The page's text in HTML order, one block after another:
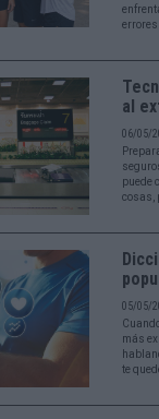
errores
al
06/05/
puede
cosas,
05/05/
más
te